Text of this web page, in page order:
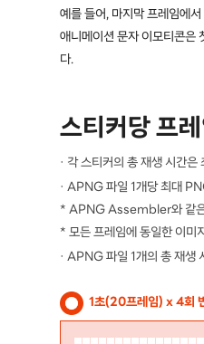
예를 들어, 마지막 프레임에
애니메이션 문자 이모티콘은
다.
스티커당 프
· 각 스티커의 총 재생 시간
· APNG 파일 1개당 최대
* APNG Assembler와 같은
* 모든 프레임에 동일한 이미
· APNG 파일 1개의 총 재생
1초(20프레임) x 4회